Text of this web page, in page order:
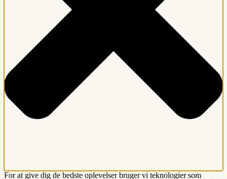
For at give dig de bedste oplevelser bruger vi teknologier som